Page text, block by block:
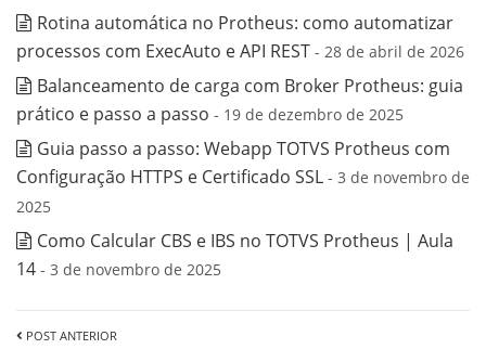
Rotina automática no Protheus: como automatizar
processos com ExecAuto e API REST - 28 de abril de 2026
Balanceamento de carga com Broker Protheus: guia
prático e passo a passo - 19 de dezembro de 2025
Guia passo a passo: Webapp TOTVS Protheus com
Configuração HTTPS e Certificado SSL - 3 de novembro de
2025
Como Calcular CBS e IBS no TOTVS Protheus | Aula
14 - 3 de novembro de 2025
POST ANTERIOR